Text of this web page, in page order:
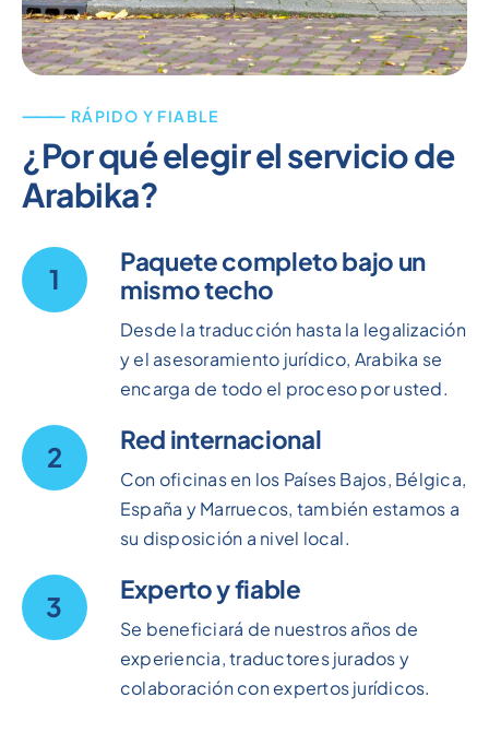
⸻ RÁPIDO Y FIABLE
¿Por qué elegir el servicio de
Arabika?
1
Paquete completo bajo un
mismo techo
Desde la traducción hasta la legalización
y el asesoramiento jurídico, Arabika se
encarga de todo el proceso por usted.
2
Red internacional
Con oficinas en los Países Bajos, Bélgica,
España y Marruecos, también estamos a
su disposición a nivel local.
3
Experto y fiable
Se beneficiará de nuestros años de
experiencia, traductores jurados y
colaboración con expertos jurídicos.